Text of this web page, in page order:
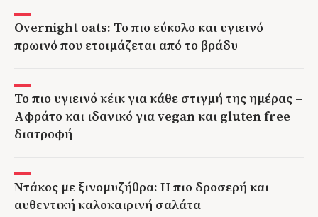
Overnight oats: Το πιο εύκολο και υγιεινό
πρωινό που ετοιμάζεται από το βράδυ
Το πιο υγιεινό κέικ για κάθε στιγμή της ημέρας –
Αφράτο και ιδανικό για vegan και gluten free
διατροφή
Ντάκος με ξινομυζήθρα: Η πιο δροσερή και
αυθεντική καλοκαιρινή σαλάτα